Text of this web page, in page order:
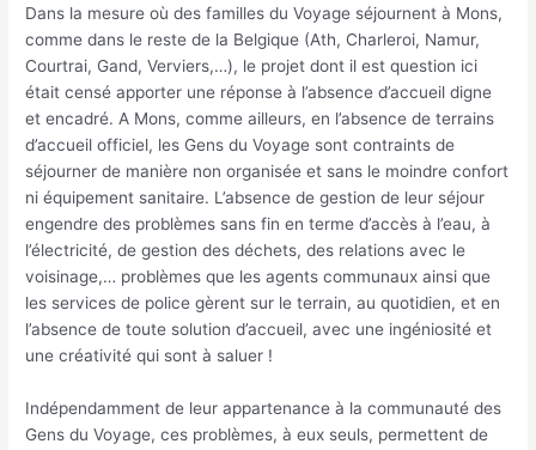
Dans la mesure où des familles du Voyage séjournent à Mons,
comme dans le reste de la Belgique (Ath, Charleroi, Namur,
Courtrai, Gand, Verviers,…), le projet dont il est question ici
était censé apporter une réponse à l’absence d’accueil digne
et encadré. A Mons, comme ailleurs, en l’absence de terrains
d’accueil officiel, les Gens du Voyage sont contraints de
séjourner de manière non organisée et sans le moindre confort
ni équipement sanitaire. L’absence de gestion de leur séjour
engendre des problèmes sans fin en terme d’accès à l’eau, à
l’électricité, de gestion des déchets, des relations avec le
voisinage,… problèmes que les agents communaux ainsi que
les services de police gèrent sur le terrain, au quotidien, et en
l’absence de toute solution d’accueil, avec une ingéniosité et
une créativité qui sont à saluer !
Indépendamment de leur appartenance à la communauté des
Gens du Voyage, ces problèmes, à eux seuls, permettent de